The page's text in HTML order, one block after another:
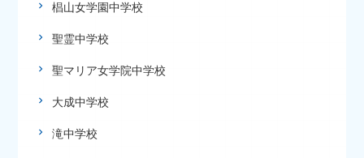
椙山女学園中学校
聖霊中学校
聖マリア女学院中学校
大成中学校
滝中学校